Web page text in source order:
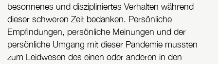
besonnenes und diszipliniertes Verhalten während
dieser schweren Zeit bedanken. Persönliche
Empfindungen, persönliche Meinungen und der
persönliche Umgang mit dieser Pandemie mussten
zum Leidwesen des einen oder anderen in den